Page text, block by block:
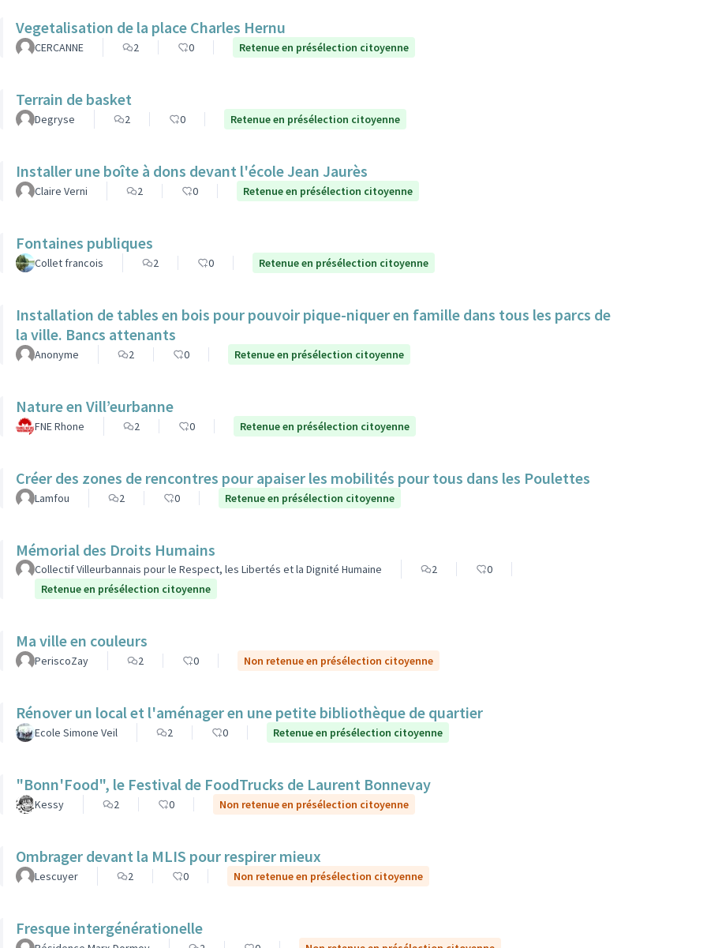
Vegetalisation de la place Charles Hernu
CERCANNE 2 0 Retenue en présélection citoyenne
Terrain de basket
Degryse 2 0 Retenue en présélection citoyenne
Installer une boîte à dons devant l'école Jean Jaurès
Claire Verni 2 0 Retenue en présélection citoyenne
Fontaines publiques
Collet francois 2 0 Retenue en présélection citoyenne
Installation de tables en bois pour pouvoir pique-niquer en famille dans tous les parcs de
la ville. Bancs attenants
Anonyme 2 0 Retenue en présélection citoyenne
Nature en Vill’eurbanne
FNE Rhone 2 0 Retenue en présélection citoyenne
Créer des zones de rencontres pour apaiser les mobilités pour tous dans les Poulettes
Lamfou 2 0 Retenue en présélection citoyenne
Mémorial des Droits Humains
Collectif Villeurbannais pour le Respect, les Libertés et la Dignité Humaine 2
0
Retenue en présélection citoyenne
Ma ville en couleurs
PeriscoZay 2 0 Non retenue en présélection citoyenne
Rénover un local et l'aménager en une petite bibliothèque de quartier
Ecole Simone Veil 2 0 Retenue en présélection citoyenne
"Bonn'Food", le Festival de FoodTrucks de Laurent Bonnevay
Kessy 2 0 Non retenue en présélection citoyenne
Ombrager devant la MLIS pour respirer mieux
Lescuyer 2 0 Non retenue en présélection citoyenne
Fresque intergénérationelle